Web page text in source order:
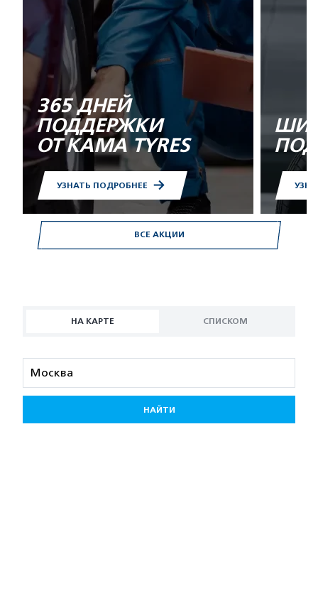
ВСЕ АКЦИИ
365 ДНЕЙ
ПОДДЕРЖКИ
ОТ KAMA TYRES
УЗНАТЬ ПОДРОБНЕЕ
НА КАРТЕ СПИСКОМ
НАЙТИ